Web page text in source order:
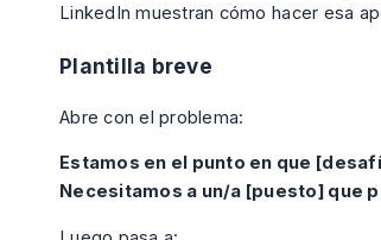
LinkedIn muestran cómo hacer esa
Plantilla breve
Abre con el problema:
Estamos en el punto en que
Necesitamos a un/a [puesto]